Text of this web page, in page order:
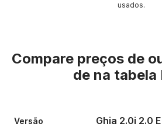
usados.
Compare preços de
de na tabela
Versão Ghia 2.0i 2.0 E